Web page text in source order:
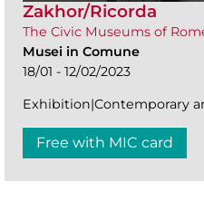
Zakhor/Ricorda
The Civic Museums of
Musei in Comune
18/01 - 12/02/2023
Exhibition|Contemporary
Free with MIC card